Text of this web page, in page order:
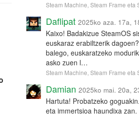
Steam Machine, Steam Frame eta
Daflipat 2025ko aza. 17a,
Kaixo! Badakizue SteamOS
euskaraz erabiltzerik
balego, euskaratzeko
asko zuen l…
Steam Machine, Steam Frame eta
Damian 2025ko mai. 20a,
Hartuta! Probatzeko
eta immertsioa haundixa